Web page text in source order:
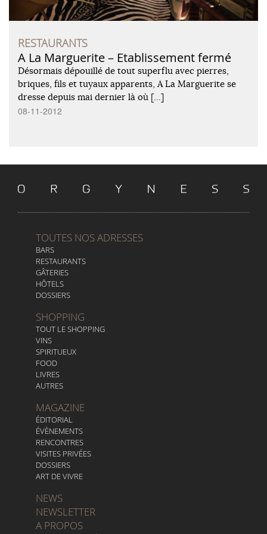
RESTAURANTS
A La Marguerite – Etablissement fermé
Désormais dépouillé de tout superflu avec pierres,
briques, fils et tuyaux apparents, A La Marguerite se
dresse depuis mai dernier là où […]
08-11-2012
TOUTES NOS ADRESSES
BARS
RESTAURANTS
GÂTERIES
HÔTELS
DOSSIERS
SHOPPING
TOUT LE SHOPPING
VINS
SPIRITUEUX
FOOD
LIVRES
AUTRES
MAGAZINE
ÉDITORIAL
ÉVÈNEMENTS
RENCONTRES
VISITES PRIVÉES
DOSSIERS
ART DE VIVRE
NEWS
NEWSLETTER
A PROPOS